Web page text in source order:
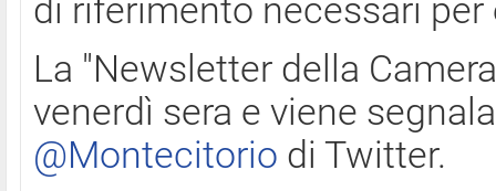
di riferimento necessari
La "Newsletter della
venerdì sera e viene
@Montecitorio di Twitter.